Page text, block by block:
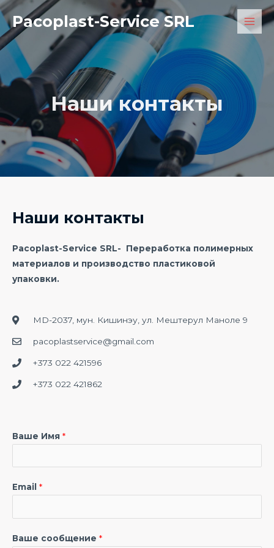
Pacoplast-Service SRL
Наши контакты
Наши контакты
Pacoplast-Service SRL- Переработка полимерных
материалов и производство пластиковой
упаковки.
MD-2037, мун. Кишинэу, ул. Мештерул Маноле 9
pacoplastservice@gmail.com
+373 022 421596
+373 022 421862
Ваше Имя *
Email *
Ваше сообщение *